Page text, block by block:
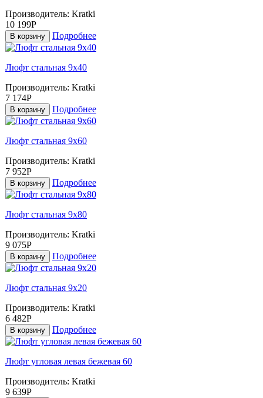
Производитель: Kratki
10 199Р
В корзину Подробнее
Люфт стальная 9x40
Производитель: Kratki
7 174Р
В корзину Подробнее
Люфт стальная 9x60
Производитель: Kratki
7 952Р
В корзину Подробнее
Люфт стальная 9x80
Производитель: Kratki
9 075Р
В корзину Подробнее
Люфт стальная 9х20
Производитель: Kratki
6 482Р
В корзину Подробнее
Люфт угловая левая бежевая 60
Производитель: Kratki
9 639Р